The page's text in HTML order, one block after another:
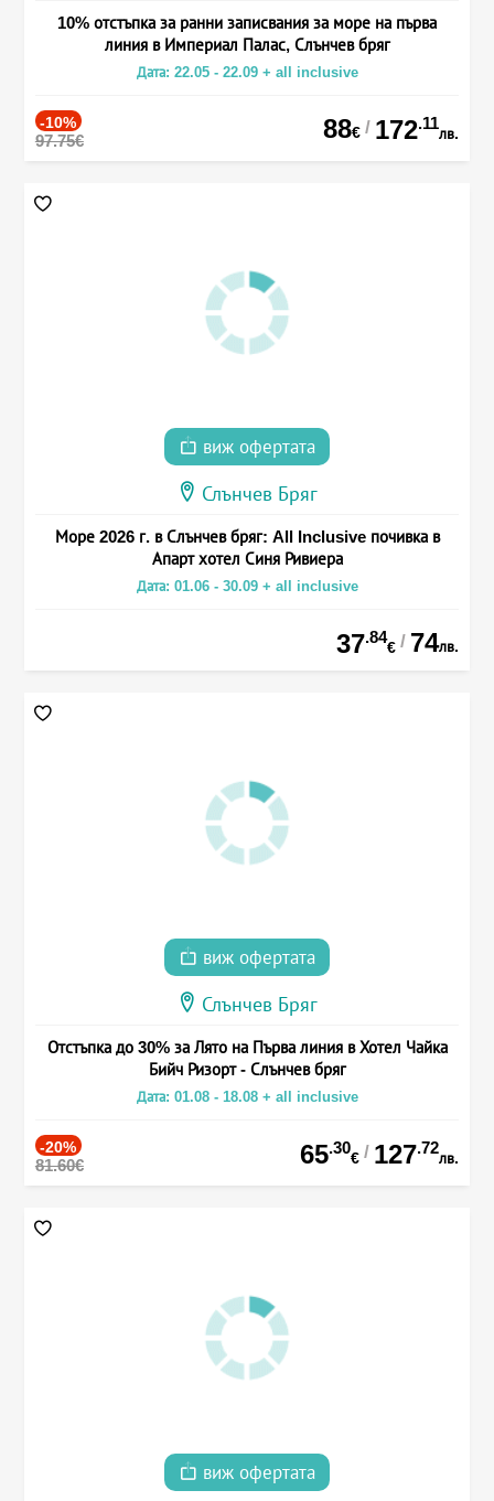
10% отстъпка за ранни записвания за море на първа
линия в Империал Палас, Слънчев бряг
Дата: 22.05 - 22.09 + all inclusive
-10%
97.75€ 88€ / 172.11
лв.
виж офертата
Слънчев Бряг
Море 2026 г. в Слънчев бряг: All Inclusive почивка в
Апарт хотел Синя Ривиера
Дата: 01.06 - 30.09 + all inclusive
37.84
€ / 74лв.
виж офертата
Слънчев Бряг
Отстъпка до 30% за Лято на Първа линия в Хотел Чайка
Бийч Ризорт - Слънчев бряг
Дата: 01.08 - 18.08 + all inclusive
-20%
81.60€ 65.30
€ / 127.72
лв.
виж офертата